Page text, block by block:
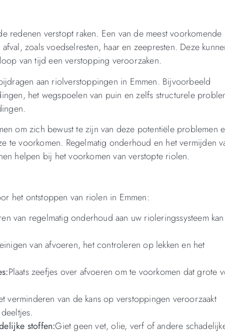
redenen verstopt raken. Een van de meest voorkomende
zoals voedselresten, haar en zeepresten. Deze
van tijd een verstopping veroorzaken.
aan riolverstoppingen in Emmen. Bijvoorbeeld
het wegspoelen van puin en zelfs structurele
om zich bewust te zijn van deze potentiële problemen
te voorkomen. Regelmatig onderhoud en het vermijden
helpen bij het voorkomen van verstopte riolen.
het ontstoppen van riolen in Emmen:
van regelmatig onderhoud aan uw rioleringssysteem
van afvoeren, het controleren op lekken en het
Plaats zeefjes over afvoeren om te voorkomen dat grote
verminderen van de kans op verstoppingen veroorzaakt
stoffen:Giet geen vet, olie, verf of andere